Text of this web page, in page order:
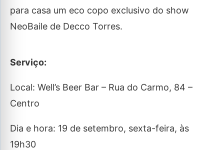
para casa um eco copo exclusivo do show
NeoBaile de Decco Torres.
Serviço:
Local: Well’s Beer Bar – Rua do Carmo, 84 –
Centro
Dia e hora: 19 de setembro, sexta-feira, às
19h30